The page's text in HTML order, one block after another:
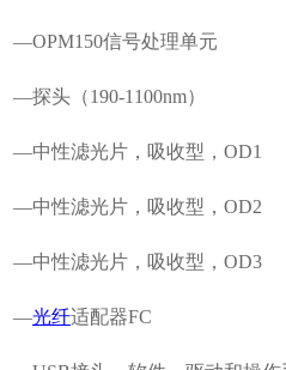
—OPM150信号处理单元
—探头（190-1100nm）
—中性滤光片，吸收型，OD1
—中性滤光片，吸收型，OD2
—中性滤光片，吸收型，OD3
—光纤适配器FC